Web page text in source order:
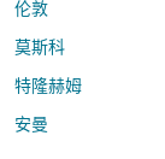
伦敦
莫斯科
特隆赫姆
安曼